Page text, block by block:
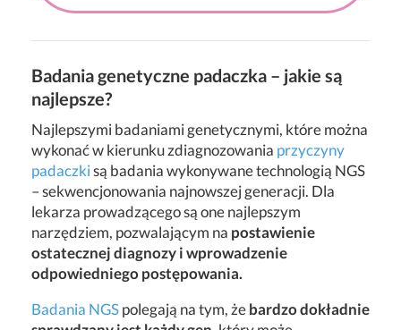
Badania genetyczne padaczka – jakie są
najlepsze?
Najlepszymi badaniami genetycznymi, które można
wykonać w kierunku zdiagnozowania przyczyny
padaczkisą badania wykonywane technologią NGS
– sekwencjonowania najnowszej generacji. Dla
lekarza prowadzącego są one najlepszym
narzędziem, pozwalającym na postawienie
ostatecznej diagnozy i wprowadzenie
odpowiedniego postępowania.
Badania NGSpolegają na tym, żebardzo dokładnie